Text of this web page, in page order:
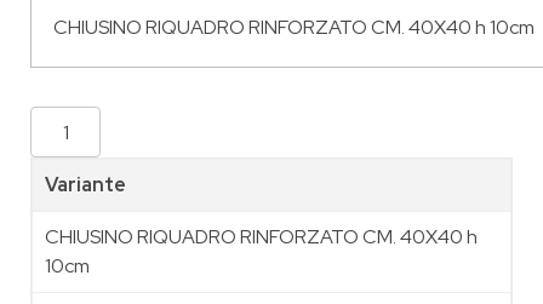
Variante
CHIUSINO RIQUADRO RINFORZATO CM. 40X40 h
10cm